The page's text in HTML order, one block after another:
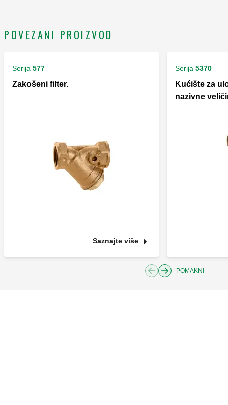
POVEZANI PROIZVOD
Serija 577
Zakošeni filter.
Saznajte više
Serija 5370
Kućište za
nazivne
POMAKNI